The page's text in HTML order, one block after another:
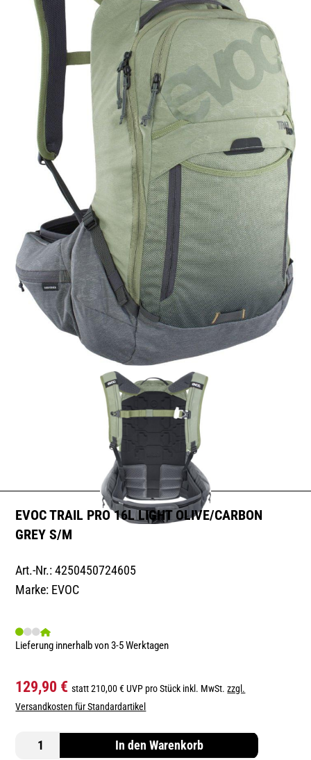
EVOC TRAIL PRO 16L LIGHT OLIVE/CARBON
GREY S/M
Art.-Nr.: 4250450724605
Marke: EVOC
Lieferung innerhalb von 3-5 Werktagen
129,90 €statt 210,00 € UVP pro Stück inkl. MwSt.zzgl.
Versandkosten für Standardartikel
In den Warenkorb